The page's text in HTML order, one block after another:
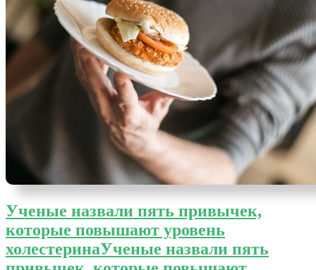
Ученые назвали пять привычек,
которые повышают уровень
холестеринаУченые назвали пять